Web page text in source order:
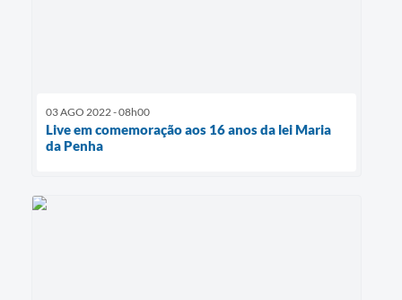
03 AGO 2022 - 08h00
Live em comemoração aos 16 anos da lei Maria
da Penha